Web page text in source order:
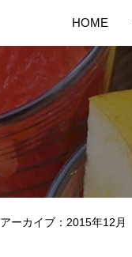
HOME
アーカイブ：2015年12月